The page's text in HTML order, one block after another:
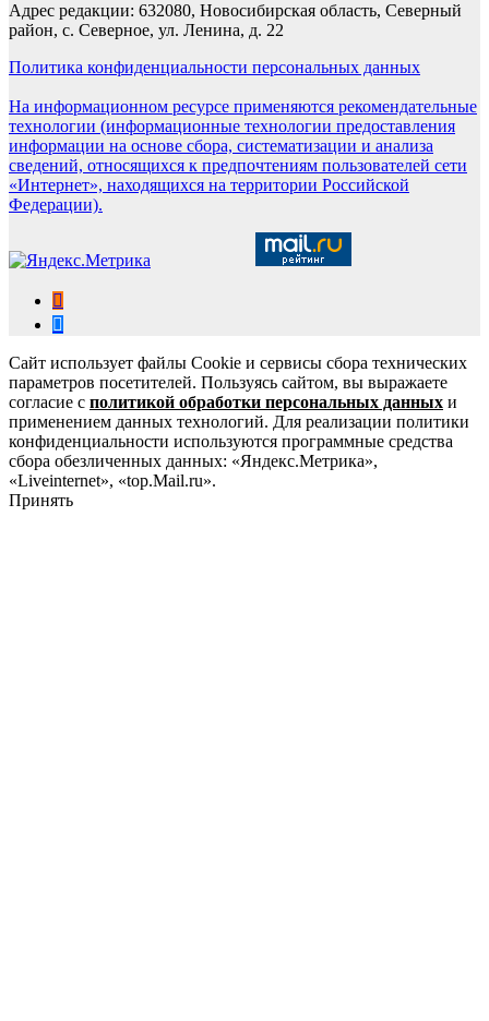
Адрес редакции: 632080, Новосибирская область, Северный
район, с. Северное, ул. Ленина, д. 22
Политика конфиденциальности персональных данных
На информационном ресурсе применяются рекомендательные
технологии (информационные технологии предоставления
информации на основе сбора, систематизации и анализа
сведений, относящихся к предпочтениям пользователей сети
«Интернет», находящихся на территории Российской
Федерации).
Сайт использует файлы Cookie и сервисы сбора технических
параметров посетителей. Пользуясь сайтом, вы выражаете
согласие с политикой обработки персональных данных и
применением данных технологий. Для реализации политики
конфиденциальности используются программные средства
сбора обезличенных данных: «Яндекс.Метрика»,
«Liveinternet», «top.Mail.ru».
Принять